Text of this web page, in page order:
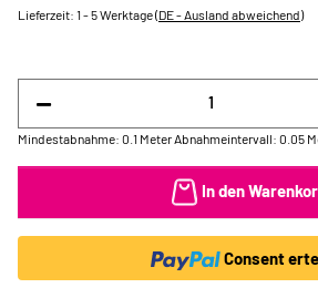
Lieferzeit: 1 - 5 Werktage(DE - Ausland abweichend)
Mindestabnahme: 0.1 Meter Abnahmeintervall: 0.05
In den
Consent